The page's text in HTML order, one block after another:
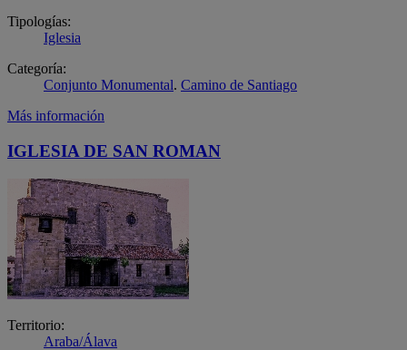
Tipologías:
Iglesia
Categoría:
Conjunto Monumental. Camino de Santiago
Más información
IGLESIA DE SAN ROMAN
Territorio:
Araba/Álava